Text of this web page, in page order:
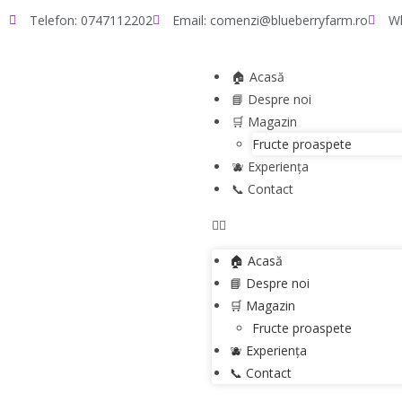
Telefon: 0747112202 Email: comenzi@blueberryfarm.ro
🏠 Acasă
📘 Despre noi
🛒 Magazin
Fructe proaspete
🫐 Experiența
📞 Contact
🏠 Acasă
📘 Despre noi
🛒 Magazin
Fructe proaspete
🫐 Experiența
📞 Contact